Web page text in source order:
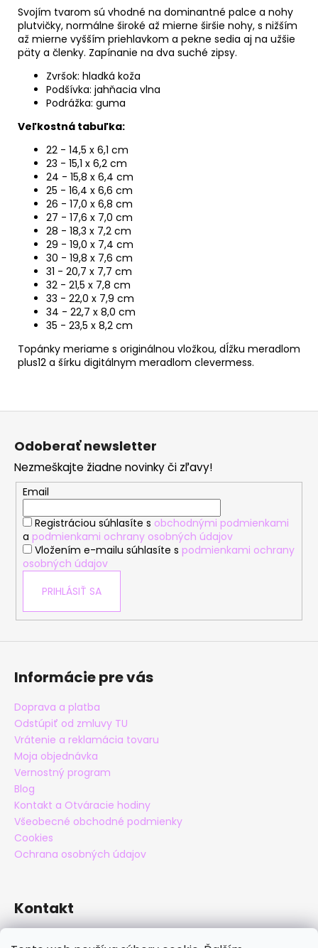
Svojím tvarom sú vhodné na dominantné palce a nohy
plutvičky, normálne široké až mierne širšie nohy, s nižším
až mierne vyšším priehlavkom a pekne sedia aj na užšie
päty a členky. Zapínanie na dva suché zipsy.
Zvršok: hladká koža
Podšívka: jahňacia vlna
Podrážka: guma
Veľkostná tabuľka:
22 - 14,5 x 6,1 cm
23 - 15,1 x 6,2 cm
24 - 15,8 x 6,4 cm
25 - 16,4 x 6,6 cm
26 - 17,0 x 6,8 cm
27 - 17,6 x 7,0 cm
28 - 18,3 x 7,2 cm
29 - 19,0 x 7,4 cm
30 - 19,8 x 7,6 cm
31 - 20,7 x 7,7 cm
32 - 21,5 x 7,8 cm
33 - 22,0 x 7,9 cm
34 - 22,7 x 8,0 cm
35 - 23,5 x 8,2 cm
Topánky meriame s originálnou vložkou, dĺžku meradlom
plus12 a šírku digitálnym meradlom clevermess.
Z
Odoberať newsletter
Nezmeškajte žiadne novinky či zľavy!
Email
Registráciou súhlasíte s obchodnými podmienkami
a podmienkami ochrany osobných údajov
Vložením e-mailu súhlasíte s podmienkami ochrany
osobných údajov
PRIHLÁSIŤ SA
Informácie pre vás
Doprava a platba
Odstúpiť od zmluvy TU
Vrátenie a reklamácia tovaru
Moja objednávka
Vernostný program
Blog
Kontakt a Otváracie hodiny
Všeobecné obchodné podmienky
Cookies
Ochrana osobných údajov
Kontakt